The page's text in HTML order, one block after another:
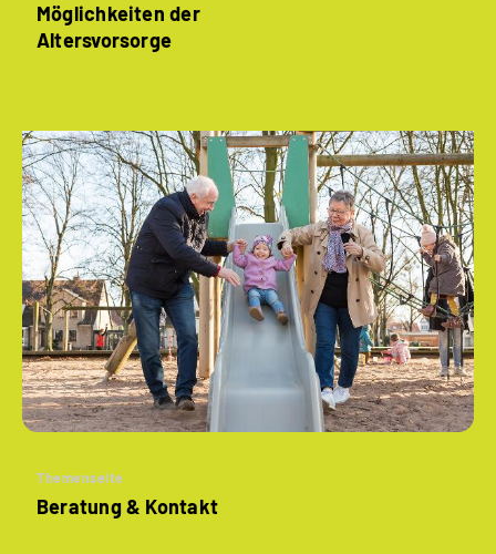
Möglichkeiten der
Altersvorsorge
Themenseite
Beratung & Kontakt